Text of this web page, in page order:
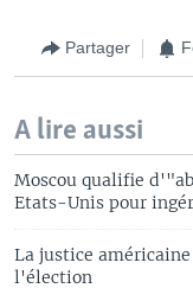
Partager
A lire aussi
Moscou qualifie
Etats-Unis pour
La justice
l'élection